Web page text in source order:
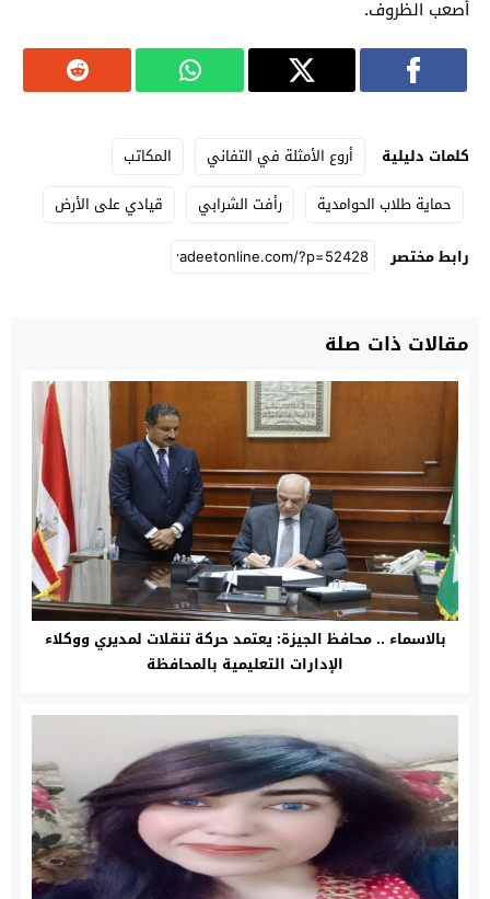
أصعب الظروف.
كلمات دليلية أروع الأمثلة في التفاني
المكاتب
حماية طلاب الحوامدية
رأفت الشرابي
قيادي على الأرض
رابط مختصر
مقالات ذات صلة
بالاسماء .. محافظ الجيزة: يعتمد حركة تنقلات لمديري ووكلاء
الإدارات التعليمية بالمحافظة